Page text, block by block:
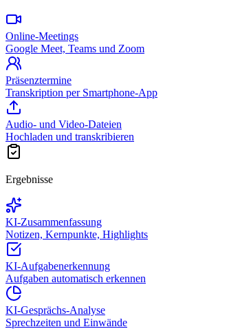
Online-Meetings
Google Meet, Teams und Zoom
Präsenztermine
Transkription per Smartphone-App
Audio- und Video-Dateien
Hochladen und transkribieren
Ergebnisse
KI-Zusammenfassung
Notizen, Kernpunkte, Highlights
KI-Aufgabenerkennung
Aufgaben automatisch erkennen
KI-Gesprächs-Analyse
Sprechzeiten und Einwände